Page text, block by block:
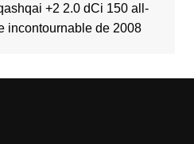
+2 2.0 dCi 150 all-
incontournable de 2008